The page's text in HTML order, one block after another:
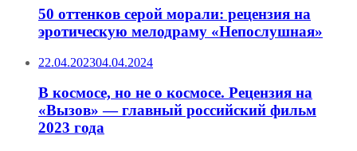
50 оттенков серой морали: рецензия на
эротическую мелодраму «Непослушная»
22.04.202304.04.2024
В космосе, но не о космосе. Рецензия на
«Вызов» — главный российский фильм
2023 года